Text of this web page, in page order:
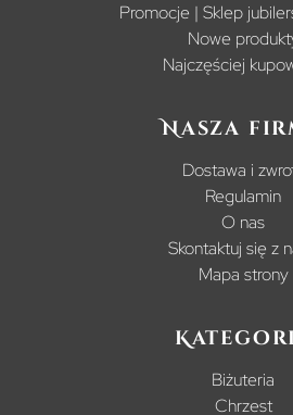
Promocje | Sklep
Nowe
Najczęściej
Nasza
Dostawa i
Regulamin
O nas
Skontaktuj się z
Mapa strony
Biżuteria
Chrzest